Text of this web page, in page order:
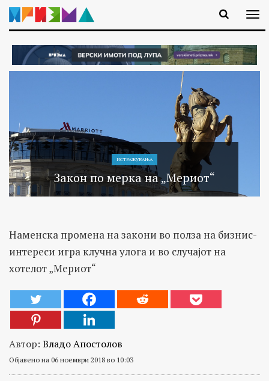
ИСТРАЖУВАЊA
Закон по мерка на „Мериот“
Наменска промена на закони во полза на бизнис-
интереси игра клучна улога и во случајот на
хотелот „Мериот“
Автор: Владо Апостолов
Објавено на 06 ноември 2018 во 10:03